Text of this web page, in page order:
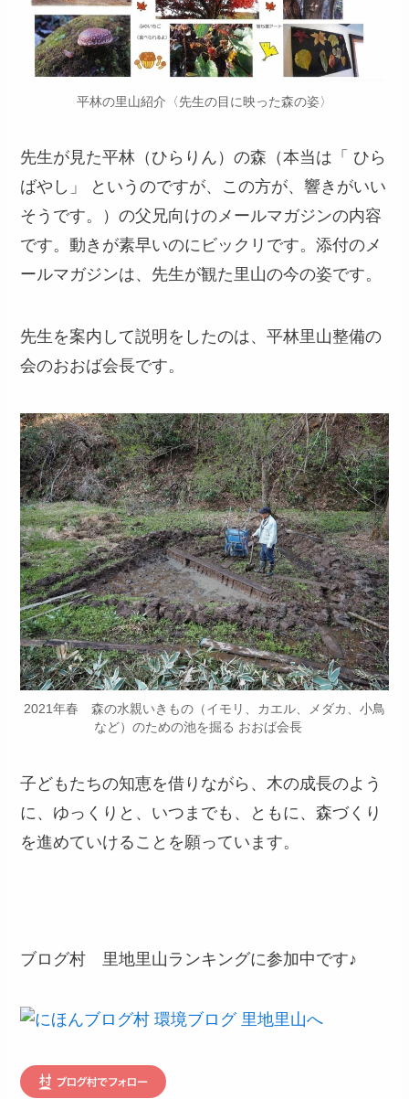
平林の里山紹介〈先生の目に映った森の姿〉
先生が見た平林（ひらりん）の森（本当は「 ひら
ばやし」 というのですが、この方が、響きがいい
そうです。）の父兄向けのメールマガジンの内容
です。動きが素早いのにビックリです。添付のメ
ールマガジンは、先生が観た里山の今の姿です。
先生を案内して説明をしたのは、平林里山整備の
会のおおば会長です。
2021年春 森の水親いきもの（イモリ、カエル、メダカ、小鳥
など）のための池を掘る おおば会長
子どもたちの知恵を借りながら、木の成長のよう
に、ゆっくりと、いつまでも、ともに、森づくり
を進めていけることを願っています。
ブログ村 里地里山ランキングに参加中です♪